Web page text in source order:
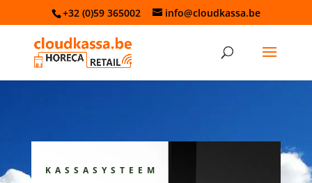
+32 (0)59 365002 info@cloudkassa.be
KASSASYSTEEM